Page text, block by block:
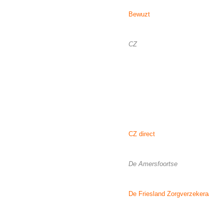
Bewuzt
CZ
CZ direct
De Amersfoortse
De Friesland